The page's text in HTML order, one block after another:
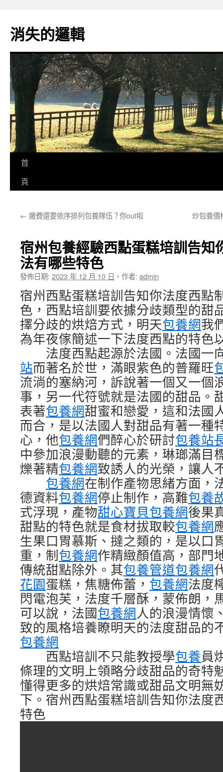
主
要
消失的邏輯
首
頁
← 繳費還要依序排列包養隊伍？你out啦 炒包養價
宿州包養經驗西點蛋糕培訓告知
法有哪些特色
發佈日期: 2023 年 12 月 10 日 ， 作者: admin
宿州西點蛋糕培訓告知你法度西點
色，西點培訓要依據分歧類型的甜
擇分歧的烘焙方式，明天包養網我
為年夜傢簡述一下法度西點的特色
法度西點起源於法國。法國一
站而著名於世，滿眼紫色的普羅旺
流淌的塞納河，訴說著一個又一個
事，另一代符號就是法國的甜品。
表著包養網甜蜜和戀愛，這和法國
而合，是以法國人對甜品有著一種
心，他包養網們醉心於研討包養站
中參加浪漫動聽的元素，琳瑯滿目
爍著精包養網致誘人的光榮，讓人
包養網在制作產物思緒方面，
德資料包養網停止制作，高難包養
式浮現，產物甜心寶貝包養網後果
甜點的特色就是食材拔取較包養網
生果口胃慕斯、撻之類的，是以口
重，制包養網作精緻顏值高，部門
傳統甜點除外。其包養管道包養網
花園蛋糕，焦糖佈蕾， 包養網法度
閃電泡芙，法度千層酥，蒙佈朗，
可以說，法國包養網人的浪漫情懷
致的風格培養瞭明天的法度甜品的
包養網
西點培訓不只能教授學包養員
條理的文明上領略分歧甜品的奇特
懂得更多的烘焙常識或甜品文明無
下。宿州西點蛋糕培訓告知你法度
特色